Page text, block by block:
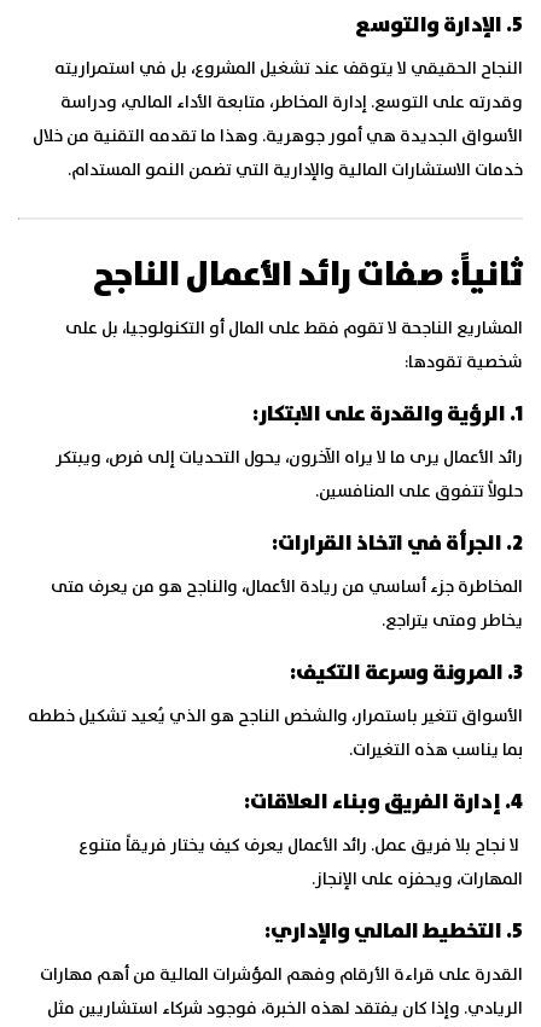
5. الإدارة والتوسع
النجاح الحقيقي لا يتوقف عند تشغيل المشروع، بل في استمراريته
وقدرته على التوسع. إدارة المخاطر، متابعة الأداء المالي، ودراسة
الأسواق الجديدة هي أمور جوهرية. وهذا ما تقدمه التقنية من خلال
خدمات الاستشارات المالية والإدارية التي تضمن النمو المستدام.
ثانياً: صفات رائد الأعمال الناجح
المشاريع الناجحة لا تقوم فقط على المال أو التكنولوجيا، بل على
شخصية تقودها:
1. الرؤية والقدرة على الابتكار:
رائد الأعمال يرى ما لا يراه الآخرون، يحول التحديات إلى فرص، ويبتكر
حلولاً تتفوق على المنافسين.
2. الجرأة في اتخاذ القرارات:
المخاطرة جزء أساسي من ريادة الأعمال، والناجح هو من يعرف متى
يخاطر ومتى يتراجع.
3. المرونة وسرعة التكيف:
الأسواق تتغير باستمرار، والشخص الناجح هو الذي يُعيد تشكيل خططه
بما يناسب هذه التغيرات.
4. إدارة الفريق وبناء العلاقات:
لا نجاح بلا فريق عمل. رائد الأعمال يعرف كيف يختار فريقاً متنوع
المهارات، ويحفزه على الإنجاز.
5. التخطيط المالي والإداري:
القدرة على قراءة الأرقام وفهم المؤشرات المالية من أهم مهارات
الريادي. وإذا كان يفتقد لهذه الخبرة، فوجود شركاء استشاريين مثل